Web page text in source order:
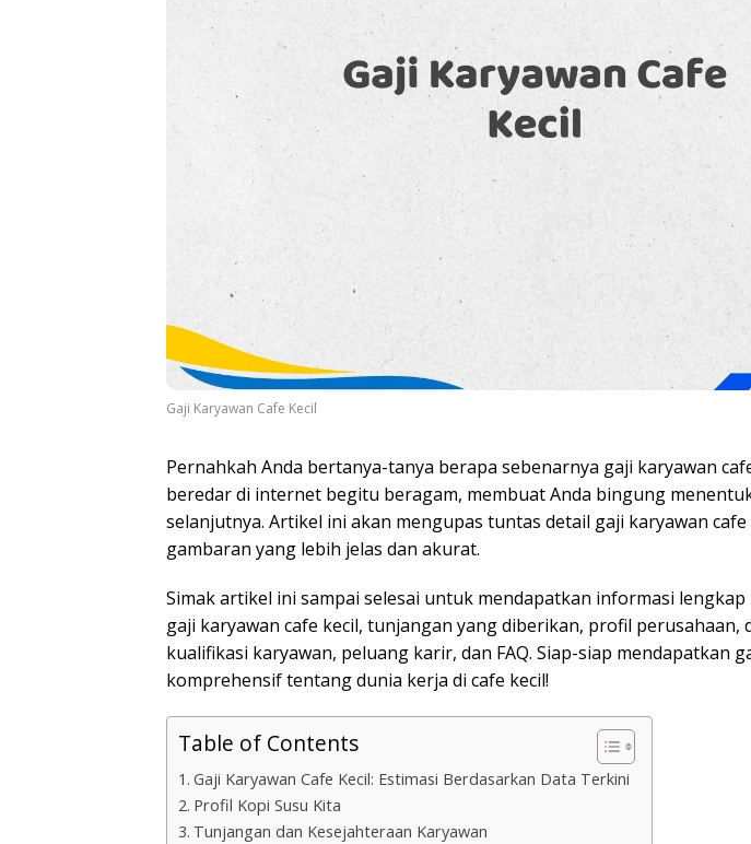
Gaji Karyawan Cafe Kecil
Pernahkah Anda bertanya-tanya berapa sebenarnya gaji karyawan
beredar di internet begitu beragam, membuat Anda bingung
selanjutnya. Artikel ini akan mengupas tuntas detail gaji karyawan
gambaran yang lebih jelas dan akurat.
Simak artikel ini sampai selesai untuk mendapatkan informasi lengkap
gaji karyawan cafe kecil, tunjangan yang diberikan, profil perusahaan,
kualifikasi karyawan, peluang karir, dan FAQ. Siap-siap mendapatkan
komprehensif tentang dunia kerja di cafe kecil!
Table of Contents
Gaji Karyawan Cafe Kecil: Estimasi Berdasarkan Data Terkini
Profil Kopi Susu Kita
Tunjangan dan Kesejahteraan Karyawan